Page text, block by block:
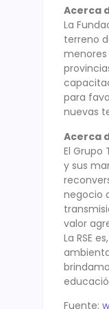
Acerca
La
terreno
menores
para
nuevas
Acerca
El Grupo
y sus
negocio
valor
La RSE
Fuente: